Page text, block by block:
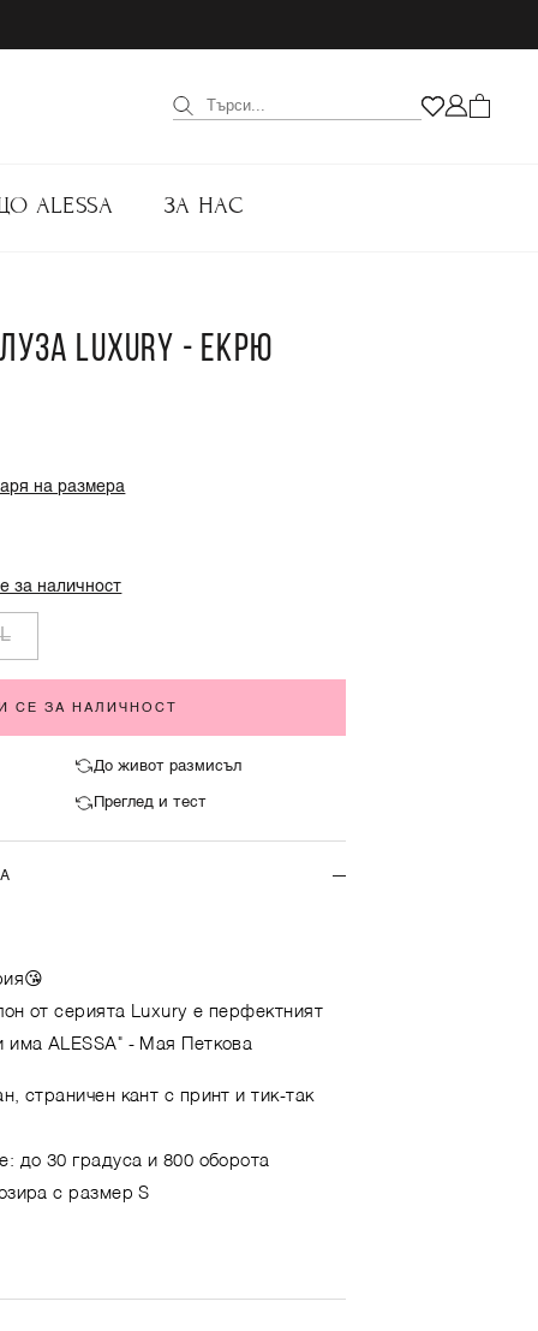
ALESSA ЗА НАС
LUXURY - ЕКРЮ
на размера
за наличност
L
СЕ ЗА НАЛИЧНОСТ
До живот размисъл
Преглед и тест
от серията Luxury е перфектният
има ALESSA" - Мая Петкова
страничен кант с принт и тик-так
до 30 градуса и 800 оборота
с размер S